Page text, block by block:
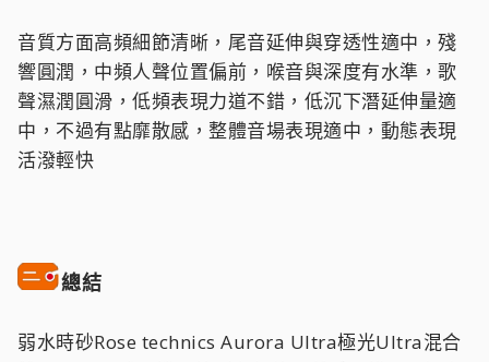
音質方面高頻細節清晰，尾音延伸與穿透性適中，殘
響圓潤，中頻人聲位置偏前，喉音與深度有水準，歌
聲濕潤圓滑，低頻表現力道不錯，低沉下潛延伸量適
中，不過有點靡散感，整體音場表現適中，動態表現
活潑輕快
總結
弱水時砂Rose technics Aurora Ultra極光Ultra混合